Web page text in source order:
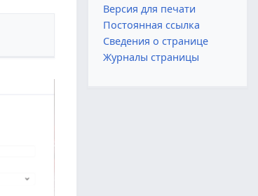
Версия для печати
Постоянная ссылка
Сведения о странице
Журналы страницы